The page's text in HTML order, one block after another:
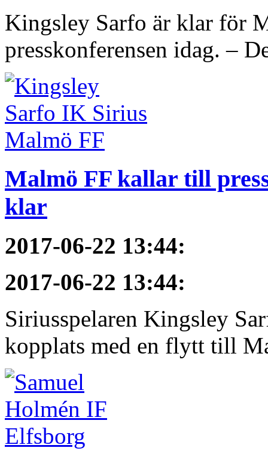
Kingsley Sarfo är klar för
presskonferensen idag. –
Malmö FF kallar till
klar
2017-06-22 13:44:
2017-06-22 13:44:
Siriusspelaren Kingsley
kopplats med en flytt till